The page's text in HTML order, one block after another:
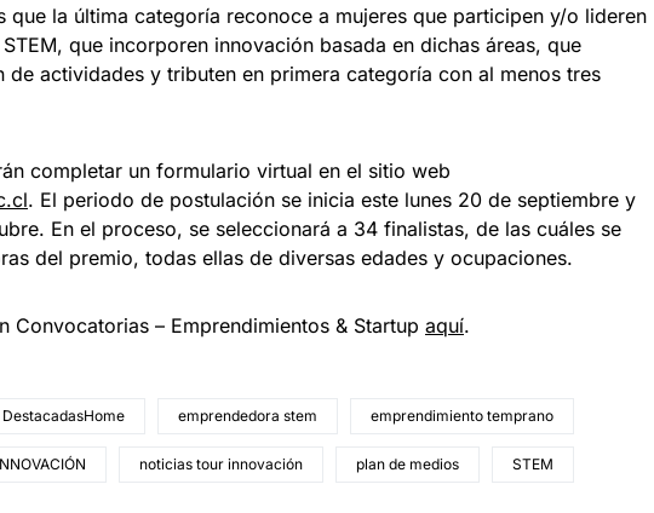
que la última categoría reconoce a mujeres que participen y/o lideren
que incorporen innovación basada en dichas áreas, que
de actividades y tributen en primera categoría con al menos tres
completar un formulario virtual en el sitio web
. El periodo de postulación se inicia este lunes 20 de septiembre y
En el proceso, se seleccionará a 34 finalistas, de las cuáles se
del premio, todas ellas de diversas edades y ocupaciones.
Convocatorias – Emprendimientos & Startup aquí.
DestacadasHome emprendedora stem emprendimiento temprano
noticias tour innovación plan de medios STEM